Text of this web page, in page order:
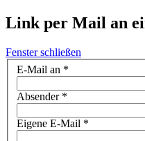
Link per Mail an
Fenster schließen
E-Mail an *
Absender*
Eigene E-Mail *